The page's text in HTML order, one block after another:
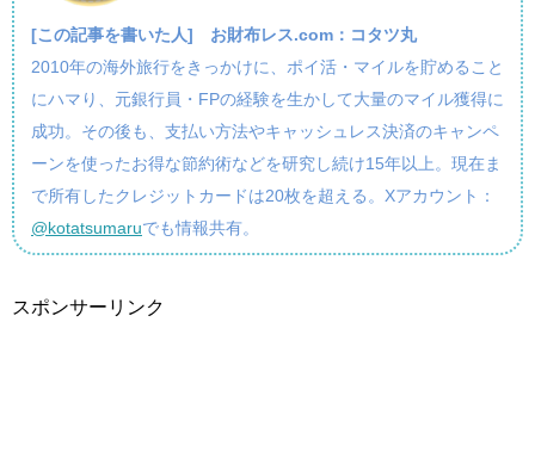
[この記事を書いた人] お財布レス.com：コタツ丸
2010年の海外旅行をきっかけに、ポイ活・マイルを貯めること
にハマり、元銀行員・FPの経験を生かして大量のマイル獲得に
成功。その後も、支払い方法やキャッシュレス決済のキャンペ
ーンを使ったお得な節約術などを研究し続け15年以上。現在ま
で所有したクレジットカードは20枚を超える。Xアカウント：
@kotatsumaruでも情報共有。
スポンサーリンク